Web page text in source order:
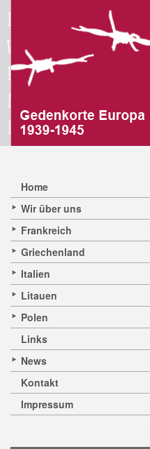
Home
Wir über uns
Frankreich
Griechenland
Italien
Litauen
Polen
Links
News
Kontakt
Impressum